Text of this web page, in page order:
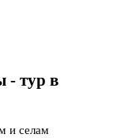
- тур в
и селам